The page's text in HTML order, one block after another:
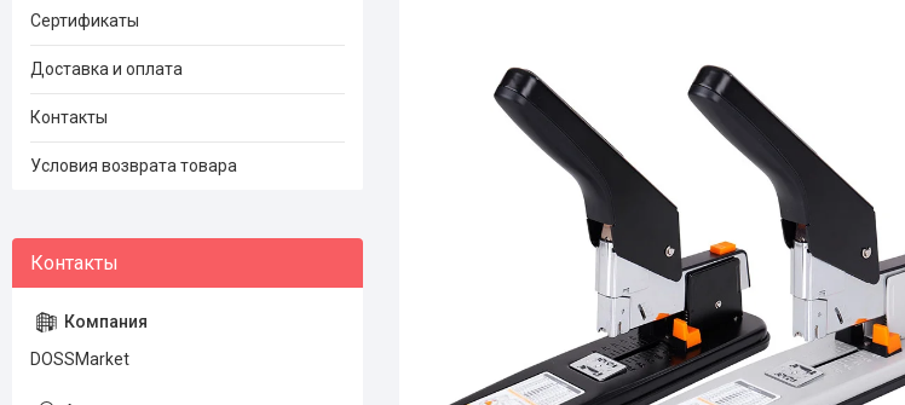
Сертификаты
Доставка и оплата
Контакты
Условия возврата товара
DOSSMarket